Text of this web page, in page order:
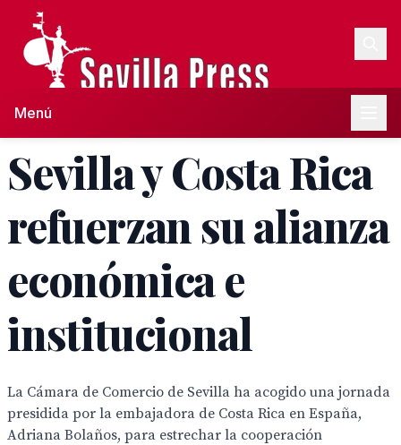
Menú
Sevilla y Costa Rica
refuerzan su alianza
económica e
institucional
La Cámara de Comercio de Sevilla ha acogido una jornada
presidida por la embajadora de Costa Rica en España,
Adriana Bolaños, para estrechar la cooperación